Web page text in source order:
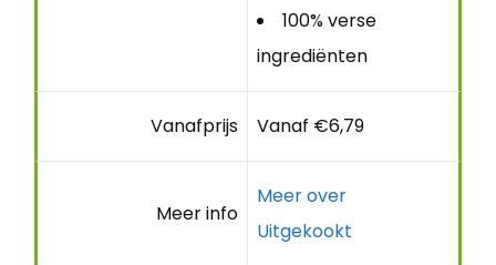
100% verse
ingrediënten
Vanafprijs Vanaf €6,79
Meer info
Meer over
Uitgekookt